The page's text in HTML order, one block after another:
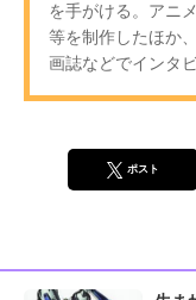
を手がける。アニ
等を制作したほか
画誌などでインタ
ポスト